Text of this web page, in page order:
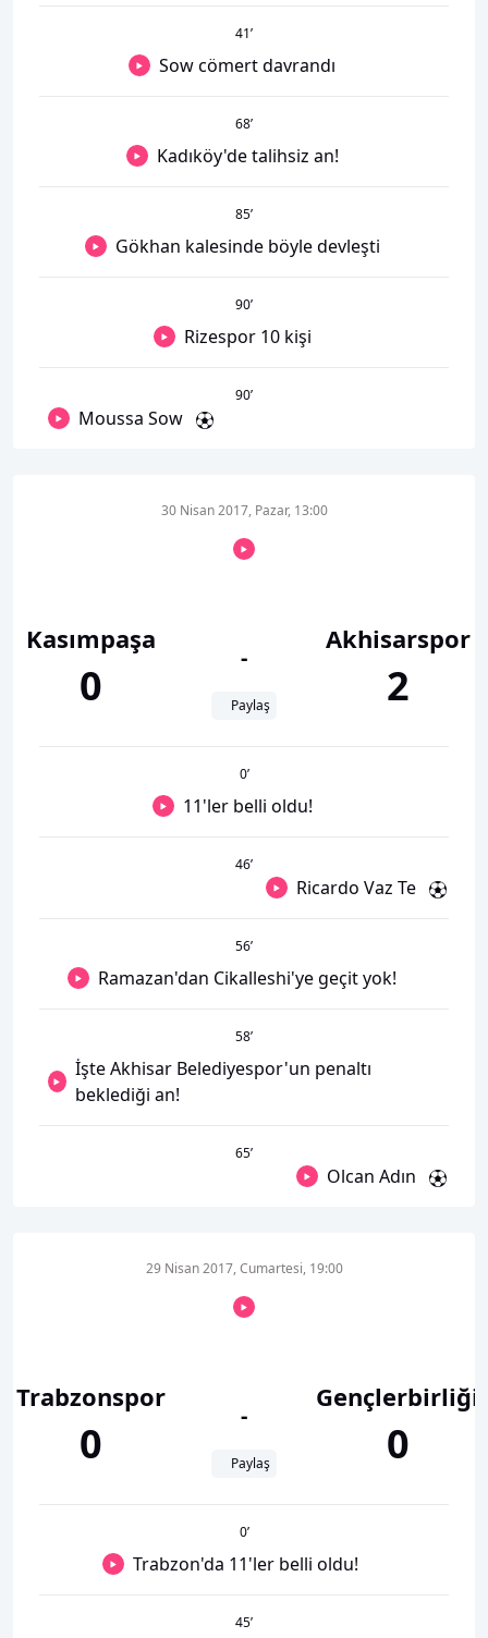
41’
Sow cömert davrandı
68’
Kadıköy'de talihsiz an!
85’
Gökhan kalesinde böyle devleşti
90’
Rizespor 10 kişi
90’
Moussa Sow
Kasımpaşa
0
30 Nisan 2017, Pazar, 13:00
-
Paylaş
Akhisarspor
2
0’
11'ler belli oldu!
46’
Ricardo Vaz Te
56’
Ramazan'dan Cikalleshi'ye geçit yok!
58’
İşte Akhisar Belediyespor'un penaltı
beklediği an!
65’
Olcan Adın
Trabzonspor
0
29 Nisan 2017, Cumartesi, 19:00
-
Paylaş
Gençlerbirliği
0
0’
Trabzon'da 11'ler belli oldu!
45’